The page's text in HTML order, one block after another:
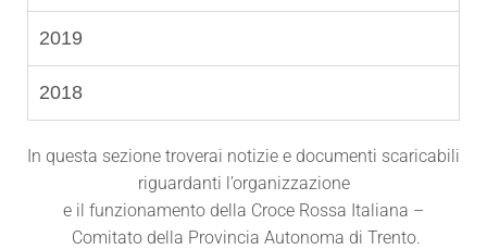
2019
2018
In questa sezione troverai notizie e documenti scaricabili
riguardanti l’organizzazione
e il funzionamento della Croce Rossa Italiana –
Comitato della Provincia Autonoma di Trento.